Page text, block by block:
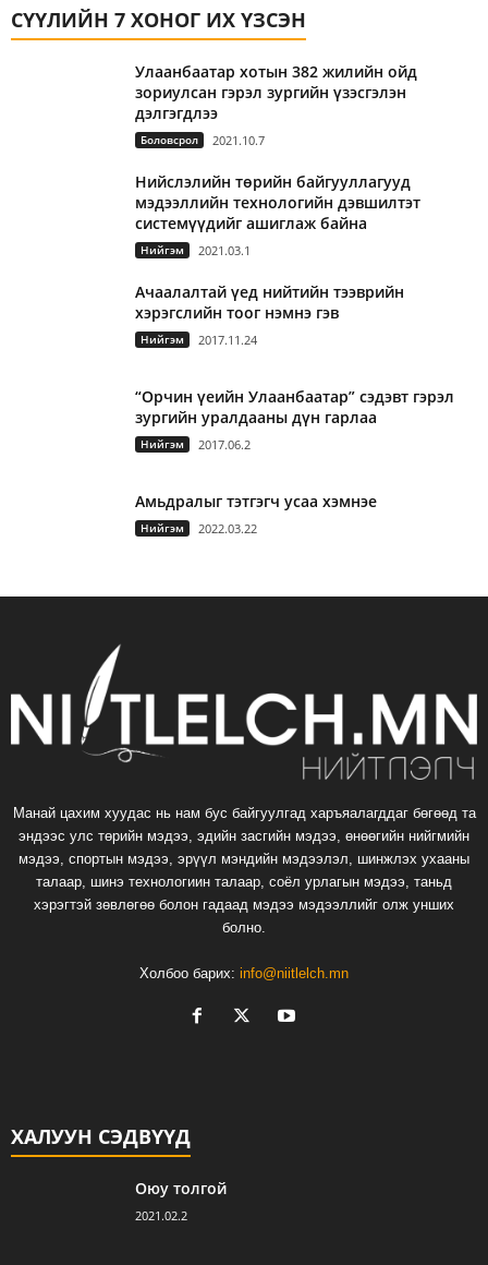
СҮҮЛИЙН 7 ХОНОГ ИХ ҮЗСЭН
Улаанбаатар хотын 382 жилийн ойд
зориулсан гэрэл зургийн үзэсгэлэн
дэлгэгдлээ
Боловсрол 2021.10.7
Нийслэлийн төрийн байгууллагууд
мэдээллийн технологийн дэвшилтэт
системүүдийг ашиглаж байна
Нийгэм 2021.03.1
Ачаалалтай үед нийтийн тээврийн
хэрэгслийн тоог нэмнэ гэв
Нийгэм 2017.11.24
“Орчин үеийн Улаанбаатар” сэдэвт гэрэл
зургийн уралдааны дүн гарлаа
Нийгэм 2017.06.2
Амьдралыг тэтгэгч усаа хэмнэе
Нийгэм 2022.03.22
Манай цахим хуудас нь нам бус байгуулгад харъяалагддаг бөгөөд та
эндээс улс төрийн мэдээ, эдийн засгийн мэдээ, өнөөгийн нийгмийн
мэдээ, спортын мэдээ, эрүүл мэндийн мэдээлэл, шинжлэх ухааны
талаар, шинэ технологиин талаар, соёл урлагын мэдээ, таньд
хэрэгтэй зөвлөгөө болон гадаад мэдээ мэдээллийг олж унших
болно.
Холбоо барих: info@niitlelch.mn
ХАЛУУН СЭДВҮҮД
Оюу толгой
2021.02.2